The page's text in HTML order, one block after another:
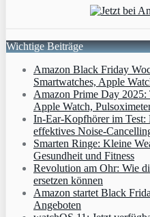
Wichtige Beiträge
Amazon Black Friday
Smartwatches, Apple
Amazon Prime Day 2025:
Apple Watch,
In-Ear-Kopfhörer im Test:
effektives Noise-
Smarten Ringe: Kleine
Gesundheit und Fitness
Revolution am Ohr: Wie
ersetzen können
Amazon startet Black
Angeboten